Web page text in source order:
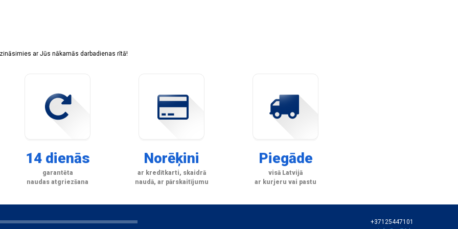
ar Jūs nākamās darbadienas rītā!
14 dienās
garantēta
naudas atgriezšana
Norēķini
ar kredītkarti, skaidrā
naudā, ar pārskaitījumu
Piegāde
visā Latvijā
ar kurjeru vai pastu
+37125447101